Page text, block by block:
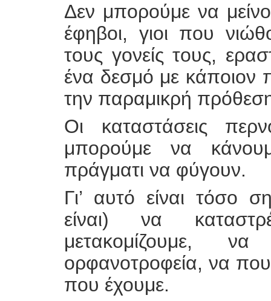
Δεν μπορούμε να
έφηβοι, γιοι που
τους γονείς τους,
ένα δεσμό με κάποιον
την παραμικρή
Οι καταστάσεις
μπορούμε να
πράγματι να φύγουν.
Γι’ αυτό είναι τόσο
είναι) να
μετακομίζουμε,
ορφανοτροφεία, να
που έχουμε.